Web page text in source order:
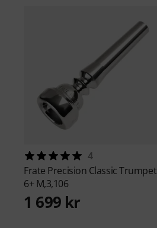
4
Frate Precision Classic Trumpet
6+ M,3,106
1 699 kr